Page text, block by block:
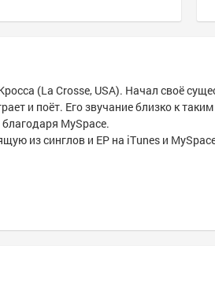
(La Crosse, USA). Начал своё
и поёт. Его звучание близко к
MySpace.
из синглов и ЕР на iTunes и